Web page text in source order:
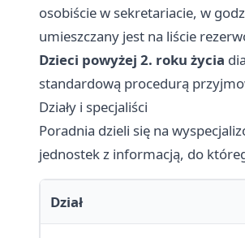
osobiście w sekretariacie, w
umieszczany jest na liście
Dzieci powyżej 2. roku życia
standardową procedurą
Działy i specjaliści
Poradnia dzieli się na
jednostek z informacją, do
Dział